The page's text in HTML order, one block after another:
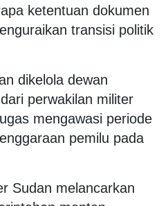
ketentuan dokumen
transisi politik
dikelola dewan
perwakilan militer
mengawasi periode
pemilu pada
Sudan melancarkan